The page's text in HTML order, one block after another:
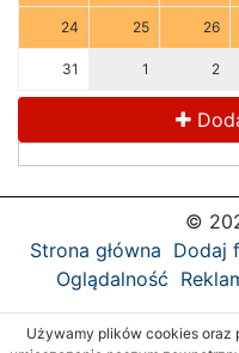
24 25 26
31 1 2
©
Strona główna Dodaj
Oglądalność
Używamy plików cookies oraz